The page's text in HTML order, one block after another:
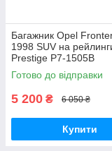
Багажник Opel
1998 SUV на
Prestige P7-1505B
Готово до відправки
5 200 ₴ 6 050 ₴
Купити